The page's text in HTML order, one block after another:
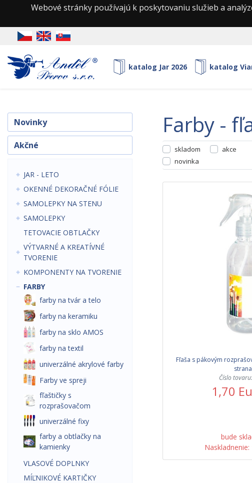
Webové stránky používajú k poskytovaniu služieb a
katalog Jar 2026 katalog
Novinky
Akčné
JAR - LETO
OKENNÉ DEKORAČNÉ FÓLIE
SAMOLEPKY NA STENU
SAMOLEPKY
TETOVACIE OBTLAČKY
VÝTVARNÉ A KREATÍVNÉ
TVORENIE
KOMPONENTY NA TVORENIE
FARBY
farby na tvár a telo
farby na keramiku
farby na sklo AMOS
farby na textil
univerzálné akrylové farby
Farby ve spreji
fľaštičky s
rozprašovačom
univerzálné fixy
farby a obtlačky na
kamienky
VLASOVÉ DOPLNKY
MÍĽNIKOVÉ KARTIČKY
farby -
skladom
akce
novinka
Fľaša s pákovým
Číslo
1,70
bude
Naskladnenie: